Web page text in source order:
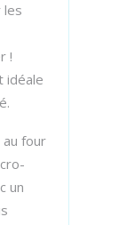
les
!
idéale
four
un